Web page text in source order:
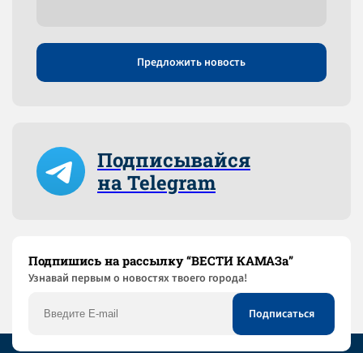
Предложить новость
Подписывайся
на Telegram
Подпишись на рассылку “ВЕСТИ КАМАЗа”
Узнaвай первым о новостях твоего города!